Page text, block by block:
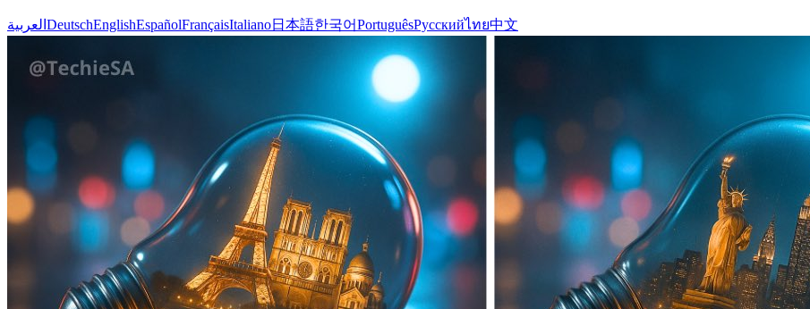
العربية DeutschEnglishEspañolFrançaisItaliano日本語한국어PortuguêsРусскийไทย中文